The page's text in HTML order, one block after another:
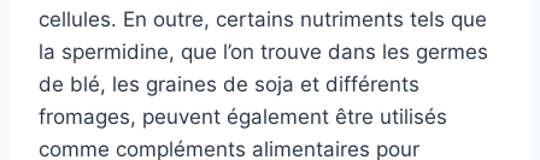
cellules. En outre, certains nutriments tels que
la spermidine, que l’on trouve dans les germes
de blé, les graines de soja et différents
fromages, peuvent également être utilisés
comme compléments alimentaires pour